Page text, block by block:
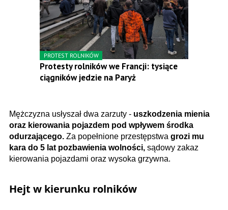
PROTEST ROLNIKÓW
Protesty rolników we Francji: tysiące
ciągników jedzie na Paryż
Mężczyzna usłyszał dwa zarzuty - uszkodzenia mienia
oraz kierowania pojazdem pod wpływem środka
odurzającego. Za popełnione przestępstwa grozi mu
kara do 5 lat pozbawienia wolności, sądowy zakaz
kierowania pojazdami oraz wysoka grzywna.
Hejt w kierunku rolników